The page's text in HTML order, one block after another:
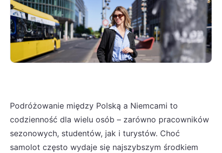
Podróżowanie między Polską a Niemcami to
codzienność dla wielu osób – zarówno pracowników
sezonowych, studentów, jak i turystów. Choć
samolot często wydaje się najszybszym środkiem